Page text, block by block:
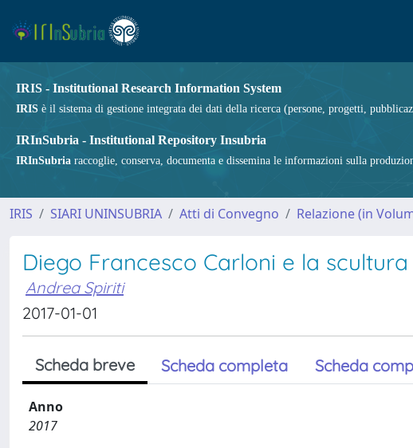
IRIS - Institutional Research Information System
IRIS è il sistema di gestione integrata dei dati della ricerca (persone, progetti,
IRInSubria - Institutional Repository Insubria
IRInSubria raccoglie, conserva, documenta e dissemina le informazioni sulla
IRIS SIARI UNINSUBRIA Atti di Convegno Relazione (in
Diego Francesco Carloni e la
Andrea Spiriti
2017-01-01
Scheda breve Scheda completa Scheda
Anno
2017